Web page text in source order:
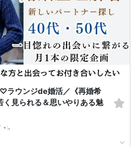
方と交換して1対1でお話をしていただきま
順番に移動していきます。
で時間変動あり）です！
でゆっくりトークを楽しんでください♪
の共通点などをみつけてみてはいかがでしょ
ラウンジde婚活／《再婚希
く見られる＆思いやりある魅
+:｡